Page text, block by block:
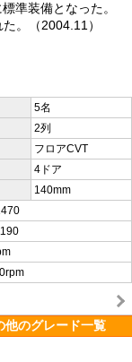
準装備となった。
。（2004.11）
5名
2列
フロアCVT
4ドア
140mm
他のグレード一覧